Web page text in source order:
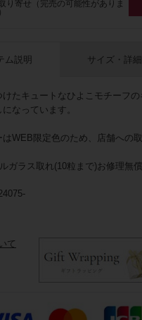
り寄せ（完売の可能性がありま
ム説明
けたキュートなひよこモチーフ
なっています。
WEB限定色のため、店舗への
ガラス取れ(10粒まで)お修理無
サイズ・詳細
て